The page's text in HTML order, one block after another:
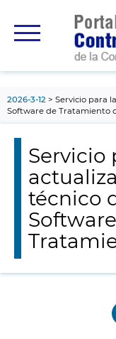
principal
2026-3-12
Servicio para
Software de Tratamiento
Servicio
técnico